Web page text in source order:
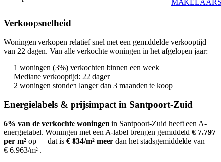
MAKELAARS
Verkoopsnelheid
Woningen verkopen relatief snel met een gemiddelde verkooptijd
van 22 dagen. Van alle verkochte woningen in het afgelopen jaar:
1 woningen (3%) verkochten binnen een week
Mediane verkooptijd: 22 dagen
2 woningen stonden langer dan 3 maanden te koop
Energielabels & prijsimpact in Santpoort-Zuid
6% van de verkochte woningen in Santpoort-Zuid heeft een A-
energielabel. Woningen met een A-label brengen gemiddeld € 7.797
per m² op — dat is € 834/m² meer dan het stadsgemiddelde van
€ 6.963/m² .